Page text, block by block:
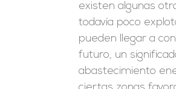
existen algunas
todavía poco
pueden llegar a
futuro, un
abastecimiento